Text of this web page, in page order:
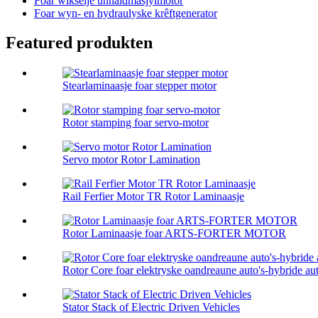
Foar wyn- en hydraulyske krêftgenerator
Featured produkten
Stearlaminaasje foar stepper motor
Rotor stamping foar servo-motor
Servo motor Rotor Lamination
Rail Ferfier Motor TR Rotor Laminaasje
Rotor Laminaasje foar ARTS-FORTER MOTOR
Rotor Core foar elektryske oandreaune auto's-hybride
Stator Stack of Electric Driven Vehicles